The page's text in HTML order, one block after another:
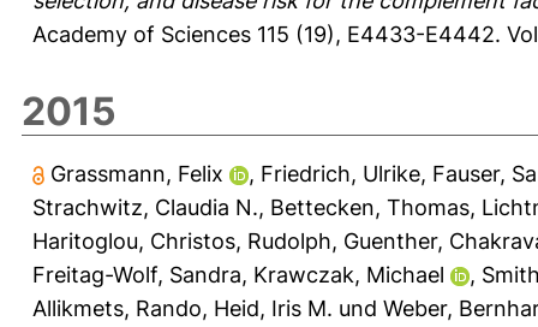
Academy of Sciences 115 (19), E4433-E4442.
2015
Grassmann, Felix , Friedrich, Ulrike, Fauser,
Strachwitz, Claudia N., Bettecken, Thomas,
Haritoglou, Christos, Rudolph, Guenther,
Freitag-Wolf, Sandra, Krawczak, Michael ,
Allikmets, Rando, Heid, Iris M. und Weber,